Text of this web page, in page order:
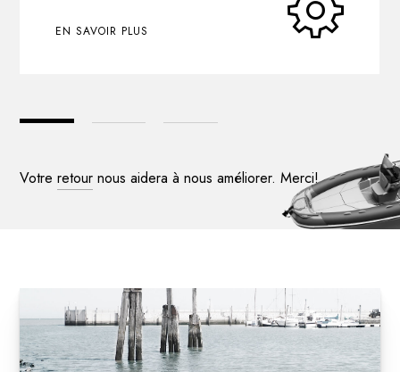
EN SAVOIR PLUS
Votreretour nous aidera à nous améliorer. Merci!